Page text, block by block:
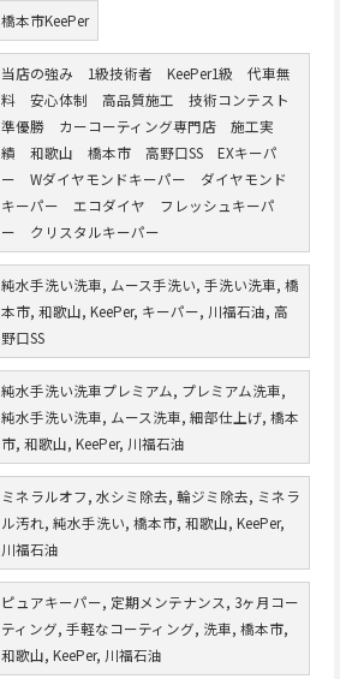
橋本市KeePer
当店の強み 1級技術者 KeePer1級 代車無
料 安心体制 高品質施工 技術コンテスト
準優勝 カーコーティング専門店 施工実
績 和歌山 橋本市 高野口SS EXキーパ
ー Wダイヤモンドキーパー ダイヤモンド
キーパー エコダイヤ フレッシュキーパ
ー クリスタルキーパー
純水手洗い洗車, ムース手洗い, 手洗い洗車, 橋
本市, 和歌山, KeePer, キーパー, 川福石油, 高
野口SS
純水手洗い洗車プレミアム, プレミアム洗車,
純水手洗い洗車, ムース洗車, 細部仕上げ, 橋本
市, 和歌山, KeePer, 川福石油
ミネラルオフ, 水シミ除去, 輪ジミ除去, ミネラ
ル汚れ, 純水手洗い, 橋本市, 和歌山, KeePer,
川福石油
ピュアキーパー, 定期メンテナンス, 3ヶ月コー
ティング, 手軽なコーティング, 洗車, 橋本市,
和歌山, KeePer, 川福石油